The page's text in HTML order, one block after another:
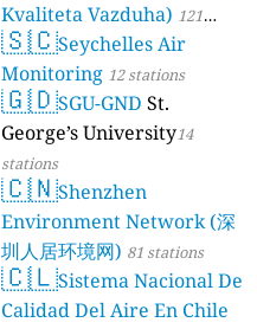
Kvaliteta Vazduha) 121
stations
🇸🇨Seychelles Air
Monitoring 12 stations
🇬🇩SGU-GND St.
George’s University14
stations
🇨🇳Shenzhen
Environment Network (深
圳人居环境网) 81 stations
🇨🇱Sistema Nacional De
Calidad Del Aire En Chile